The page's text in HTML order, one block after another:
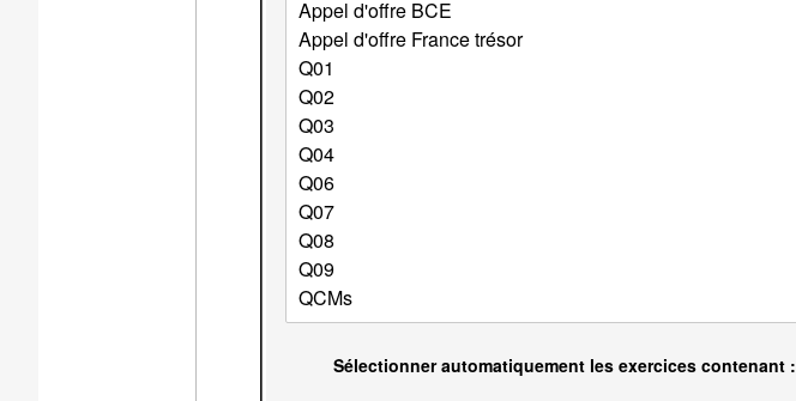
Sélectionner automatiquement les exercices contenant :